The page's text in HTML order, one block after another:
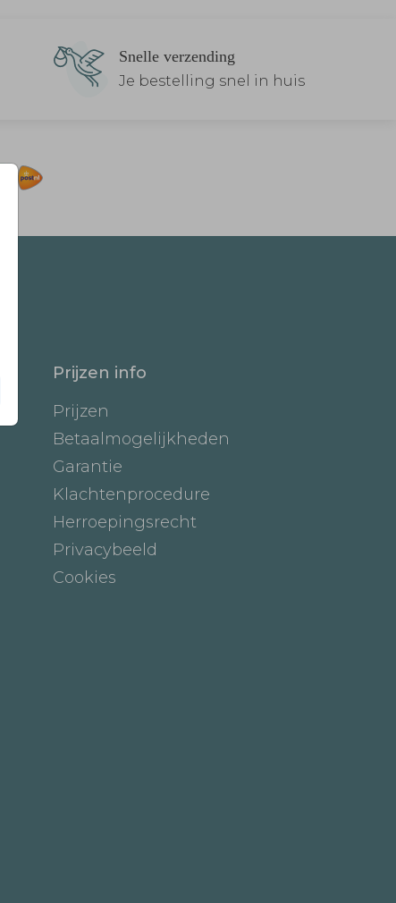
Snelle verzending
Je bestelling snel in huis
Prijzen info
Prijzen
Betaalmogelijkheden
Garantie
Klachtenprocedure
Herroepingsrecht
Privacybeeld
Cookies